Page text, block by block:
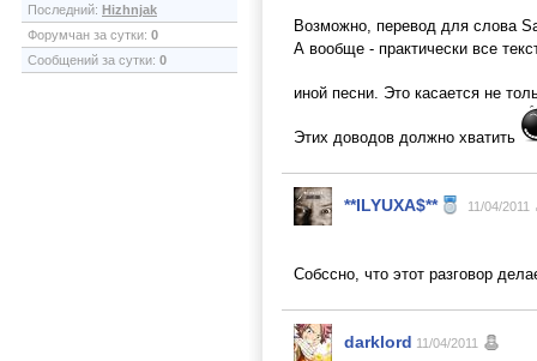
Последний: Hizhnjak
Форумчан за сутки: 0
Сообщений за сутки: 0
Возможно, перевод для слова
А вообще - практически все
иной песни. Это касается не
Этих доводов должно хватить
**ILYUXA$** 11/04/2011
Собссно, что этот разговор
darklord 11/04/2011